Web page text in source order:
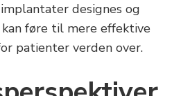
designes og
føre til mere effektive
patienter verden over.